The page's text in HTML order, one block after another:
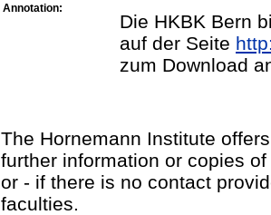
Annotation:
Die HKBK Bern
auf der Seite
zum Download
The Hornemann Institute
further information or copies
or - if there is no contact
faculties.